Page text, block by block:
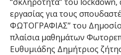
εργασίας για τους
ΦΩΤΟΓΡΑΦΙΑΣ” του
πλαίσια μαθημάτων
Ευθυμιάδης Δημήτριος